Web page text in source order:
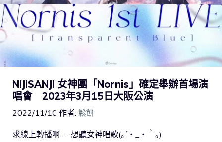
NIJISANJI 女神團「Nornis」確定舉辦首場演
唱會 2023年3月15日大阪公演
2022/11/10 作者: 鬆餅
求線上轉播啊……想聽女神唱歌(｡´・_・｀｡)